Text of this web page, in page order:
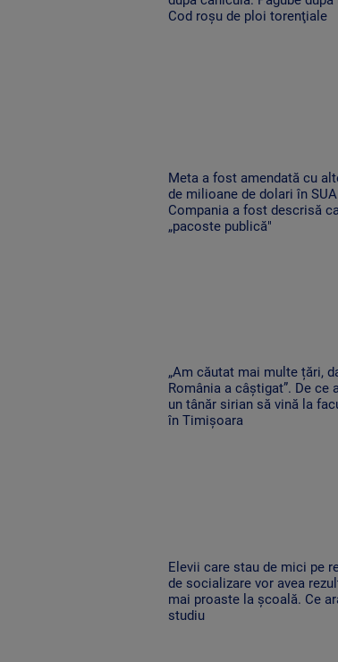
Cod roşu de ploi torenţiale
Meta a fost amendată cu
de milioane de dolari în
Compania a fost descrisă
„pacoste publică"
„Am căutat mai multe țări,
România a câștigat”. De ce
un tânăr sirian să vină la
în Timișoara
Elevii care stau de mici pe
de socializare vor avea
mai proaste la școală. Ce
studiu